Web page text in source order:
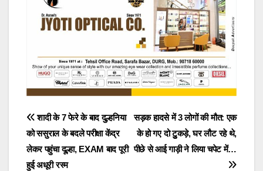
Post
navigation
सड़क हादसे में 3 लोगों की मौत: एक
के हो गए दो टुुकड़े, घर लौट रहे थे,
पीछे से आई गाड़ी ने लिया चपेट में…
शादी के 7 फेरे के बाद दुल्हनिया
को ससुराल के बदले परीक्षा केंद्र
लेकर पहुंचा दूल्हा, EXAM बाद पूरी
हुई अधूरी रस्म